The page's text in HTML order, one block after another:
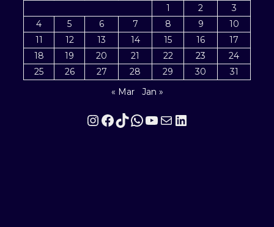
1
2
3
4
5 6 7 8 9
10
11
12 13 14 15 16
17
18
19 20 21 22 23
24
25
26 27 28 29 30
31
« Mar
Jan »
Instagram
Facebook
TikTok
WhatsApp
YouTube
MailLinkedIn